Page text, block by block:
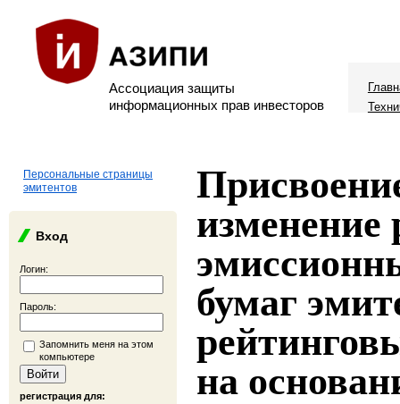
Ассоциация защиты
информационных прав инвесторов
Персональные страницы
эмитентов
Вход
Логин:
Пароль:
Запомнить меня на этом
компьютере
регистрация для:
изменение
бумаг
на